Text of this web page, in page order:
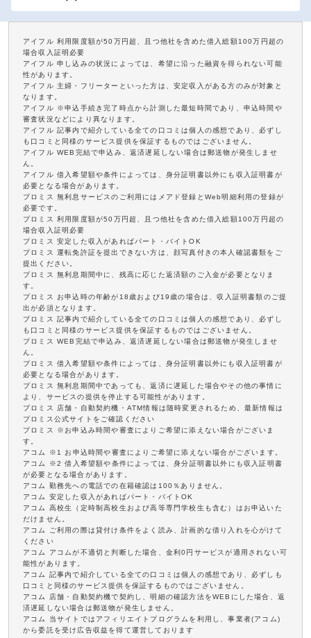
アイフル 利用限度額が50万円超、且つ他社を含めた借入総額100万円超の
場合収入証明必要
アイフル 申し込みの状況によっては、希望に沿った融資を得られない可能
性があります。
アイフル 主婦・フリーターといった方は、安定収入がある方のみが対象と
なります。
アイフル ※申込手続き完了時点から計測した最短時間であり、申込時間や
審査状況などにより異なります。
アイフル 記事内で紹介している全ての口コミは個人の感想であり、必ずし
も口コミと同様のサービス提供を保証するものではございません。
アイフル WEB完結で申込み、返済遅延しない場合は郵送物が発生しませ
ん。
アイフル 借入希望額や条件によっては、身分証明書以外にも収入証明書が
必要となる場合があります。
プロミス 無利息サービスのご利用にはメアド登録とWeb明細利用の登録が
必要です。
プロミス 利用限度額が50万円超、且つ他社を含めた借入総額100万円超の
場合収入証明必要
プロミス 安定した収入があればパート・バイトOK
プロミス 運転免許証を提出できない方は、顔写真付きの本人確認書類をご
提出ください。
プロミス 無利息期間中に、残高に応じた返済額のご入金が必要となりま
す。
プロミス お申込時の年齢が18歳および19歳の場合は、収入証明書類のご提
出が必須となります。
プロミス 記事内で紹介している全ての口コミは個人の感想であり、必ずし
も口コミと同様のサービス提供を保証するものではございません。
プロミス WEB完結で申込み、返済遅延しない場合は郵送物が発生しませ
ん。
プロミス 借入希望額や条件によっては、身分証明書以外にも収入証明書が
必要となる場合があります。
プロミス 無利息期間中であっても、返済に遅延した場合やその他の事情に
より、サービスの提供を停止する可能性があります。
プロミス 店舗・自動契約機・ATM情報は随時変更されるため、最新情報は
プロミス公式サイトをご確認ください
プロミス ※お申込み時間や審査によりご希望に添えない場合がございま
す。
アコム ※1 お申込時間や審査によりご希望に添えない場合がございます。
アコム ※2 借入希望額や条件によっては、身分証明書以外にも収入証明書
が必要となる場合があります。
アコム 勤務先への電話での在籍確認は100％ありません。
アコム 安定した収入があればパート・バイトOK
アコム 高校生（定時制高校生および高等専門学校生も含む）はお申込いた
だけません。
アコム ご利用の際は貸付け条件をよく読み、計画的な借り入れを心がけて
ください
アコム アコムが不適切と判断した場合、金利0円サービスが適用されない可
能性があります。
アコム 記事内で紹介している全ての口コミは個人の感想であり、必ずしも
口コミと同様のサービス提供を保証するものではございません。
アコム 店舗・自動契約機で契約し、明細の確認方法をWEBにした場合、返
済遅延しない場合は郵送物が発生しません。
アコム 当サイトではアフィリエイトプログラムを利用し、事業者(アコム)
から委託を受け広告収益を得て運営しております